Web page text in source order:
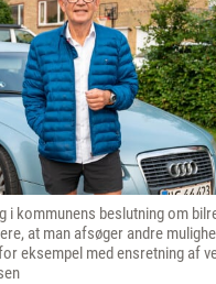
i kommunens beslutning om
at man afsøger andre
eksempel med ensretning af